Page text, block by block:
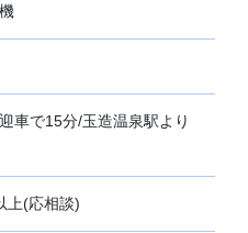
車で15分/玉造温泉駅より
上(応相談)